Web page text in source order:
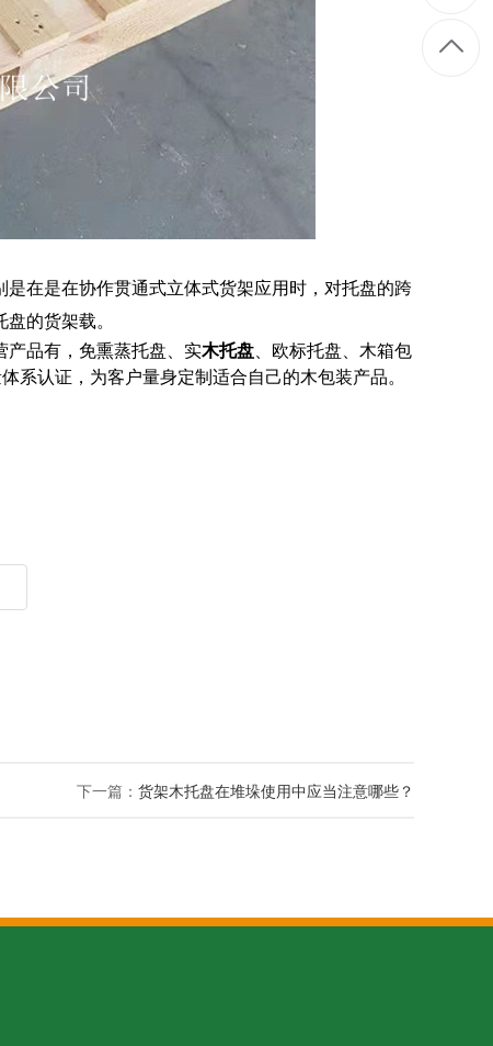
在是在协作贯通式立体式货架应用时，对托盘的跨
的货架载。
品有， 免熏蒸托盘 、实木托盘 、欧标托盘、木箱包
系认证，为客户量身定制适合自己的木包装产品。
下一篇： 货架木托盘在堆垛使用中应当注意哪些？